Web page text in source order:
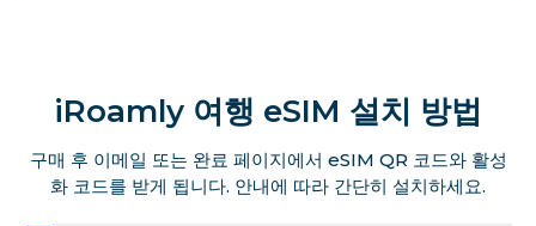
iRoamly 여행 eSIM 설치 방법
구매 후 이메일 또는 완료 페이지에서 eSIM QR 코드와 활성
화 코드를 받게 됩니다. 안내에 따라 간단히 설치하세요.